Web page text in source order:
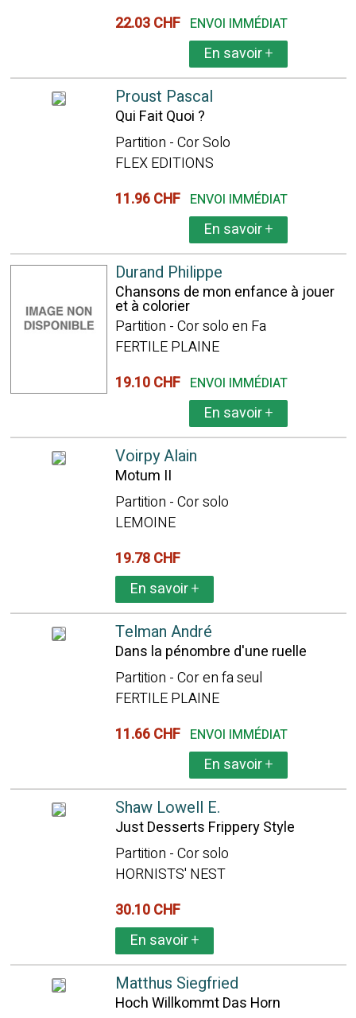
22.03 CHF ENVOI IMMÉDIAT
En savoir+
Proust Pascal
Qui Fait Quoi ?
Partition - Cor Solo
FLEX EDITIONS
11.96 CHF ENVOI IMMÉDIAT
En savoir+
Durand Philippe
Chansons de mon enfance à jouer
et à colorier
Partition - Cor solo en Fa
FERTILE PLAINE
19.10 CHF ENVOI IMMÉDIAT
En savoir+
Voirpy Alain
Motum II
Partition - Cor solo
LEMOINE
19.78 CHF
En savoir+
Telman André
Dans la pénombre d'une ruelle
Partition - Cor en fa seul
FERTILE PLAINE
11.66 CHF ENVOI IMMÉDIAT
En savoir+
Shaw Lowell E.
Just Desserts Frippery Style
Partition - Cor solo
HORNISTS' NEST
30.10 CHF
En savoir+
Matthus Siegfried
Hoch Willkommt Das Horn